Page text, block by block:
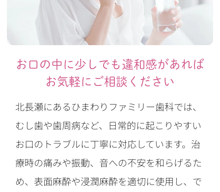
お口の中に少しでも違和感があれば
お気軽にご相談ください
北長瀬にあるひまわりファミリー歯科では、
むし歯や歯周病など、日常的に起こりやすい
お口のトラブルに丁寧に対応しています。治
療時の痛みや振動、音への不安を和らげるた
め、表面麻酔や浸潤麻酔を適切に使用し、で